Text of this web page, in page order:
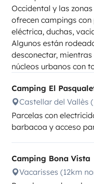
Occidental y las
ofrecen campings
eléctrica, duchas,
Algunos están
desconectar,
núcleos urbanos con
Camping El
Castellar del Vallès
Parcelas con
barbacoa y acceso
Camping Bona Vista
Vacarisses (12km